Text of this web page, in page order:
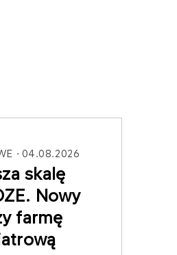
04.08.2026
skalę
Nowy
farmę